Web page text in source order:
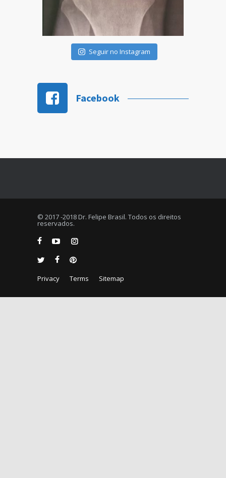
Seguir no Instagram
Facebook
© 2017 -2018 Dr. Felipe Brasil. Todos os direitos
reservados.
Privacy Terms Sitemap